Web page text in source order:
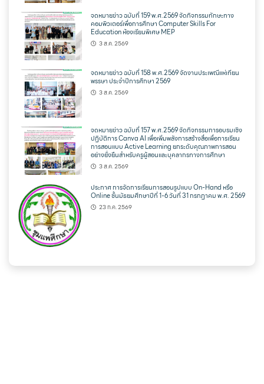
จดหมายข่าว ฉบับที่ 159 พ.ศ.2569 จัดกิจกรรมทักษะทาง
คอมพิวเตอร์เพื่อการศึกษา Computer Skills For
Education ห้องเรียนพิเศษ MEP
3 ส.ค. 2569
จดหมายข่าว ฉบับที่ 158 พ.ศ.2569 จัดงานประเพณีแห่เทียน
พรรษา ประจำปีการศึกษา 2569
3 ส.ค. 2569
จดหมายข่าว ฉบับที่ 157 พ.ศ.2569 จัดกิจกรรมการอบรมเชิง
ปฏิบัติการ Canva AI เพื่อเพิ่มพลังการสร้างสื่อเพื่อการเรียน
การสอนแบบ Active Learning ยกระดับคุณภาพการสอน
อย่างยั่งยืนสำหรับครูผู้สอนและบุคลากรทางการศึกษา
3 ส.ค. 2569
ประกาศ การจัดการเรียนการสอนรูปแบบ On-Hand หรือ
Online ชั้นมัธยมศึกษาปีที่ 1-6 วันที่ 31 กรกฏาคม พ.ศ. 2569
23 ก.ค. 2569